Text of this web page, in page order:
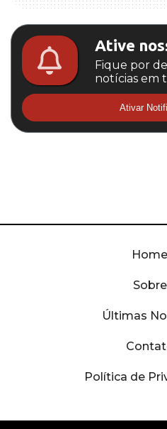
Ative
Fique por
notícias em
Ativar
Home
Sobre
Últimas
Política de